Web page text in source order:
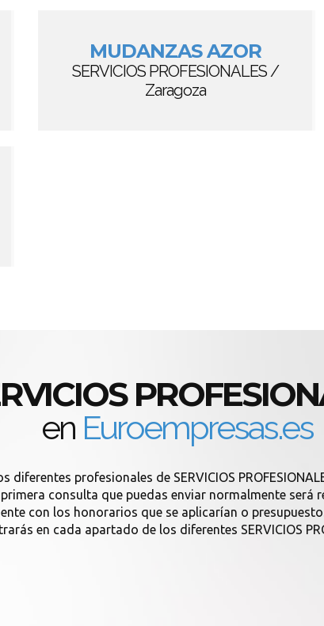
MUDANZAS AZOR
SERVICIOS PROFESIONALES /
Zaragoza
en Euroempresas.es
profesionales de SERVICIOS
primera consulta que puedas enviar normalmente
con los honorarios que se aplicarían o
en cada apartado de los diferentes SERVICIOS